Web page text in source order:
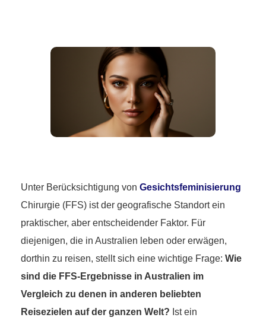
Unter Berücksichtigung von Gesichtsfeminisierung
Chirurgie (FFS) ist der geografische Standort ein
praktischer, aber entscheidender Faktor. Für
diejenigen, die in Australien leben oder erwägen,
dorthin zu reisen, stellt sich eine wichtige Frage: Wie
sind die FFS-Ergebnisse in Australien im
Vergleich zu denen in anderen beliebten
Reisezielen auf der ganzen Welt? Ist ein